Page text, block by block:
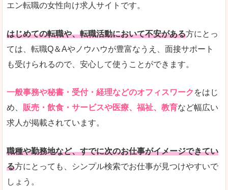
詳しい説明
とにかく、女性ならではの職種の専門性が高いの
また、アパレル・コスメ、エステ・ネイル・美容
人気度
専門性が高いので、これらのお仕事に転職を考
リクルートグループなので、大手という安心感も
使いやすさ
検索がしやすく、求人詳細にも画像やイラストな
エン転職の女性向け求人サイトです。
はじめての転職や、転職活動において不安がある方にとっ
ては、転職Q＆Aやノウハウが豊富なうえ、面接サポート
も受けられるので、安心して使うことができます。
一般事務や秘書・受付・経理などのオフィスワーク をはじ
め、 販売・飲食・サービスや医療、福祉、教育など幅広い
求人が掲載されています。
職種や勤務地など、すでに次のお仕事がイメージできてい
る方にとっても、シンプル検索でお仕事が見つけやすいで
しょう。